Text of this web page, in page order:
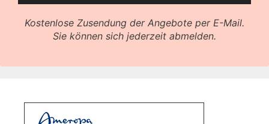
Kostenlose Zusendung der Angebote per E-Mail.
Sie können sich jederzeit abmelden.